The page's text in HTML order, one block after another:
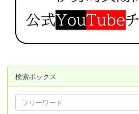
検索ボックス